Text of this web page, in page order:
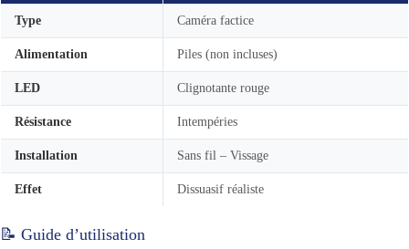
Type Caméra factice
Alimentation Piles (non incluses)
LED Clignotante rouge
Résistance Intempéries
Installation Sans fil – Vissage
Effet Dissuasif réaliste
📝 Guide d’utilisation